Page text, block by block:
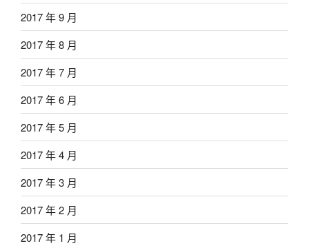
2017 年 9 月
2017 年 8 月
2017 年 7 月
2017 年 6 月
2017 年 5 月
2017 年 4 月
2017 年 3 月
2017 年 2 月
2017 年 1 月